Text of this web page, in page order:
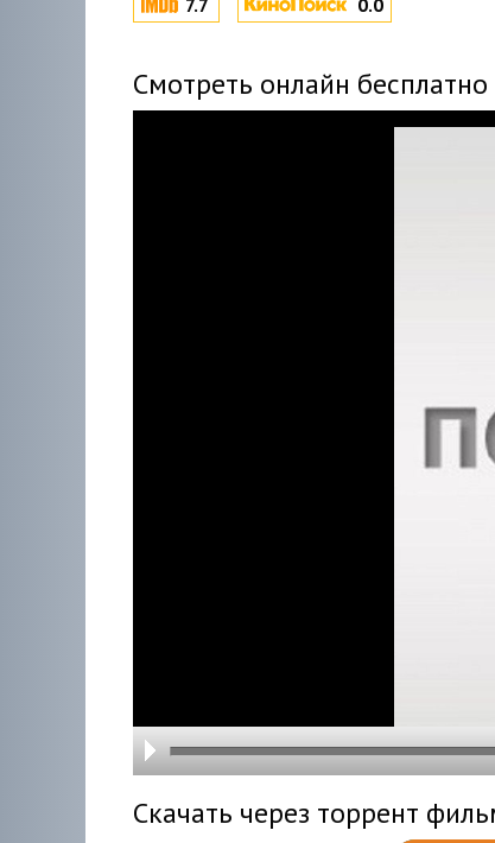
7.7 0.0
Смотреть онлайн
Скачать через торрент